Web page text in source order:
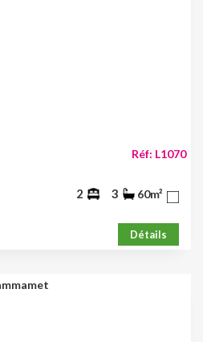
Réf: L1070
2 3 60m²
Détails